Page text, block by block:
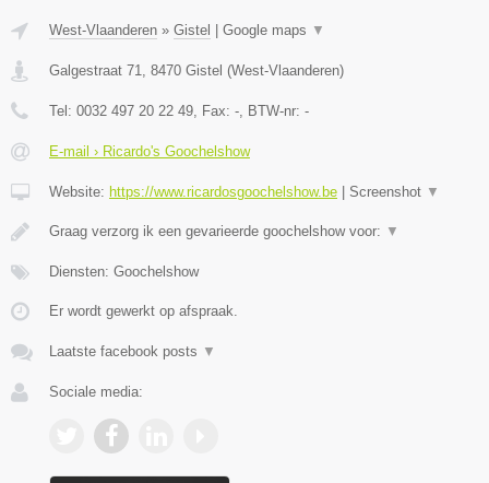
West-Vlaanderen » Gistel Google maps ▼
Galgestraat 71 8470 Gistel (West-Vlaanderen)
Tel: 0032 497 20 22 49 , Fax: - , BTW-nr: -
E-mail › Ricardo's Goochelshow
Website: https://www.ricardosgoochelshow.be Screenshot ▼
Graag verzorg ik een gevarieerde goochelshow voor: ▼
Diensten: Goochelshow
Er wordt gewerkt op afspraak.
Laatste facebook posts ▼
Sociale media: